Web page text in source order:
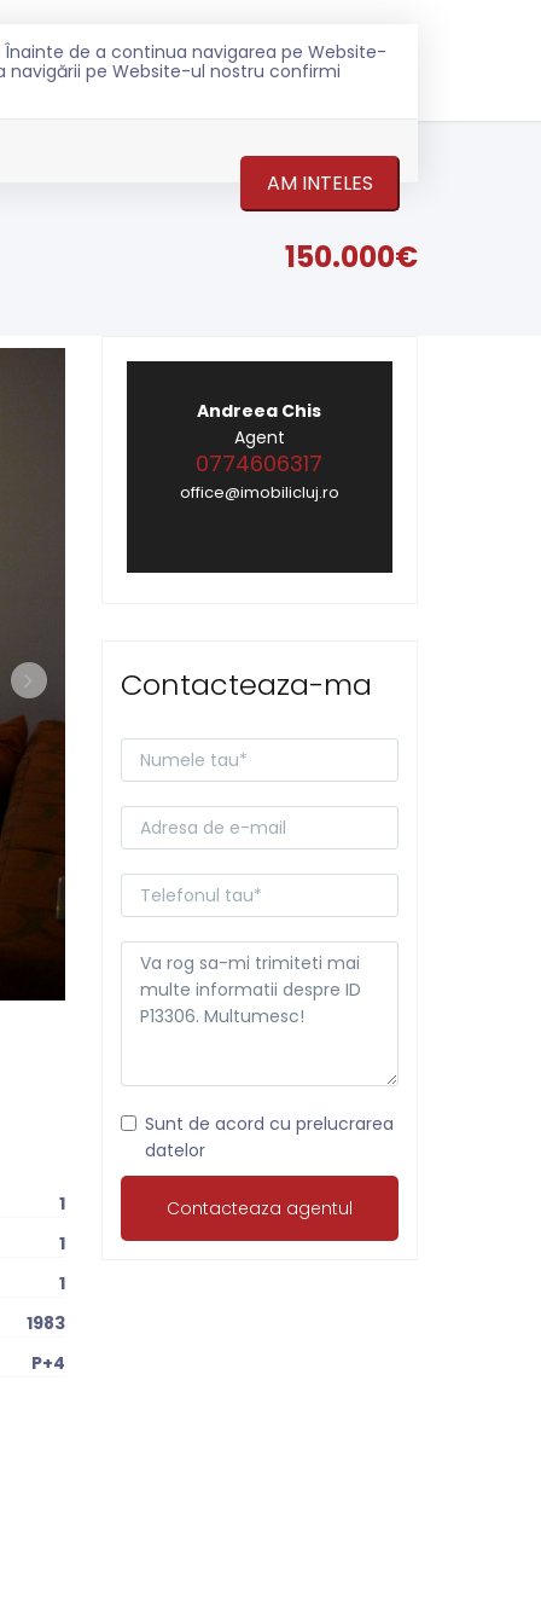
de a continua navigarea pe Website-
navigării pe Website-ul nostru confirmi
AM INTELES
0774 606 317
150.000€
1
1
1
1983
P+4
Andreea Chis
Agent
0774606317
office@imobilicluj.ro
Contacteaza-ma
Sunt de acord cu prelucrarea
datelor